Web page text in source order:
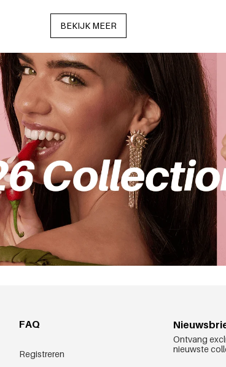
BEKIJK MEER
FAQ
Registreren
Ontvang
nieuwste